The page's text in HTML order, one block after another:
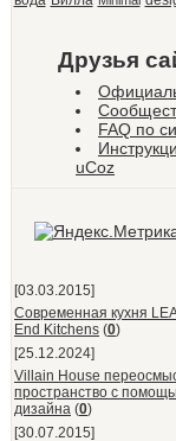
Друзья
FAQ по
uCoz
[03.03.2015]
Современная кухня
End Kitchens (0)
[25.12.2024]
Villain House
пространство с
дизайна (0)
[30.07.2015]